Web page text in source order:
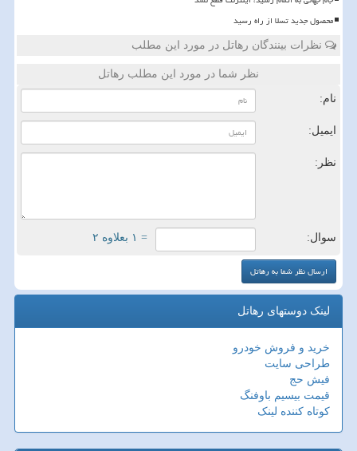
محصول جدید تسلا از راه رسید
نظرات بینندگان رهاتل در مورد این مطلب
نظر شما در مورد این مطلب رهاتل
نام:
ایمیل:
نظر:
سوال: = ۱ بعلاوه ۲
لینک دوستهای رهاتل
خرید و فروش خودرو
طراحی سایت
فیش حج
قیمت بیسیم باوفنگ
کوتاه کننده لینک